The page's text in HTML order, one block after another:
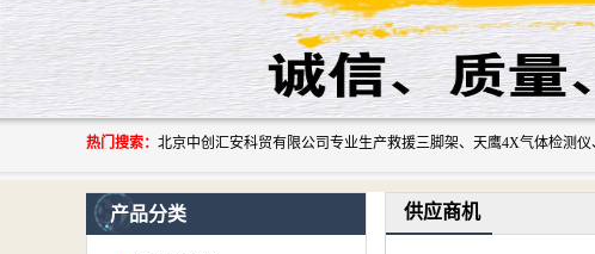
热门搜索：
产品分类 供应商机